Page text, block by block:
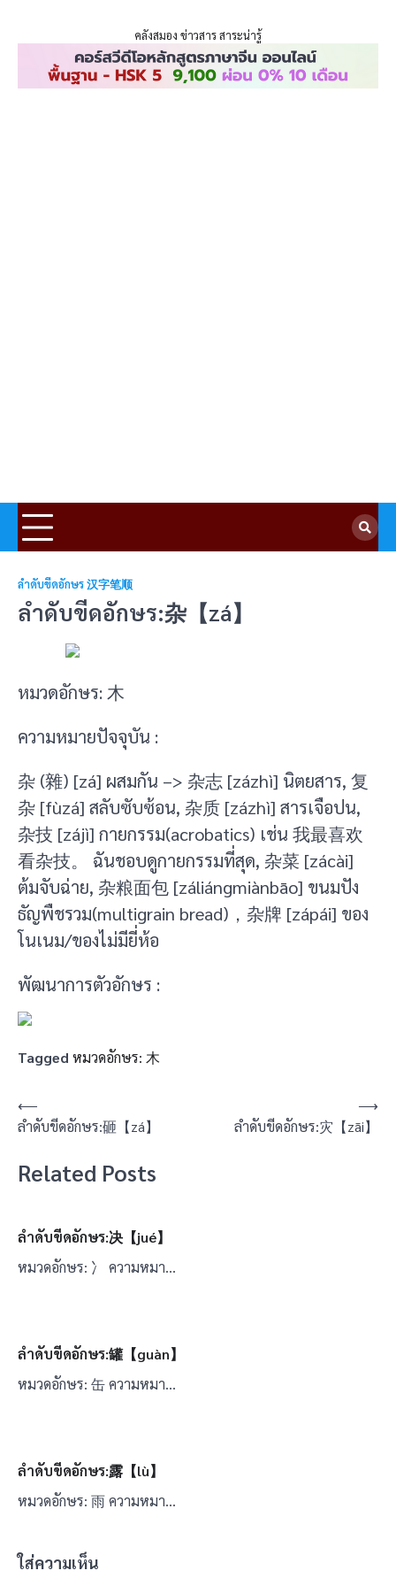
คลังสมอง ข่าวสาร สาระน่ารู้
ลำดับขีดอักษร 汉字笔顺
ลำดับขีดอักษร:杂【zá】
หมวดอักษร: 木
ความหมายปัจจุบัน :
杂 (雜) [zá] ผสมกัน –> 杂志 [zázhì] นิตยสาร, 复
杂 [fùzá] สลับซับซ้อน, 杂质 [zázhì] สารเจือปน,
杂技 [zájì] กายกรรม(acrobatics) เช่น 我最喜欢
看杂技。 ฉันชอบดูกายกรรมที่สุด, 杂菜 [zácài]
ต้มจับฉ่าย, 杂粮面包 [záliángmiànbāo] ขนมปัง
ธัญพืชรวม(multigrain bread)，杂牌 [zápái] ของ
โนเนม/ของไม่มียี่ห้อ
พัฒนาการตัวอักษร :
Tagged หมวดอักษร: 木
แนะแนว
เรื่อง
⟵
ลำดับขีดอักษร:砸【zá】
ลำดับขีดอักษร:灾【zāi】
⟶
Related Posts
ลำดับขีดอักษร:决【jué】
หมวดอักษร: 冫 ความหมา…
ลำดับขีดอักษร:罐【guàn】
หมวดอักษร: 缶 ความหมา…
ลำดับขีดอักษร:露【lù】
หมวดอักษร: 雨 ความหมา…
ใส่ความเห็น